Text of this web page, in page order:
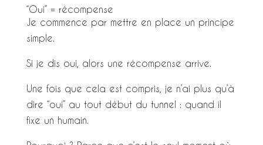
“Oui” = récompense
Je commence par mettre en place un principe
simple.
Si je dis oui, alors une récompense arrive.
Une fois que cela est compris, je n’ai plus qu’à
dire “oui” au tout début du tunnel : quand il
fixe un humain.